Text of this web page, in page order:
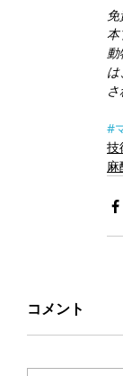
本
動
#
技
麻
コメント